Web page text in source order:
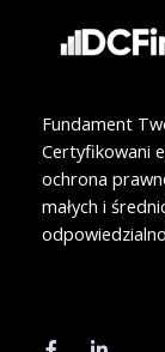
Fundament
Certyfikowani
ochrona
małych i